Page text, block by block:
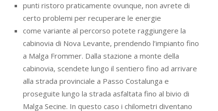
punti ristoro praticamente ovunque, non avrete di
certo problemi per recuperare le energie
come variante al percorso potete raggiungere la
cabinovia di Nova Levante, prendendo l’impianto fino
a Malga Frommer. Dalla stazione a monte della
cabinovia, scendete lungo il sentiero fino ad arrivare
alla strada provinciale a Passo Costalunga e
proseguite lungo la strada asfaltata fino al bivio di
Malga Secine. In questo caso i chilometri diventano